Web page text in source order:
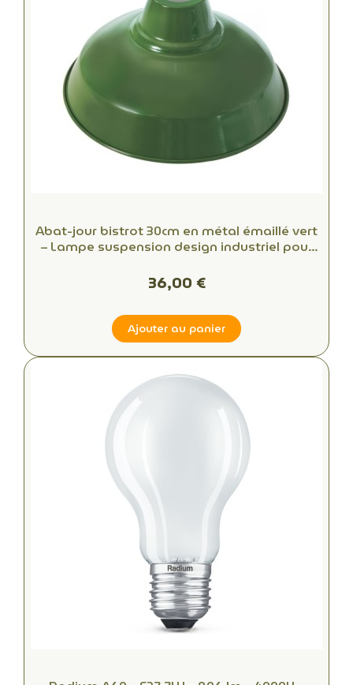
Abat-jour bistrot 30cm en métal émaillé vert
– Lampe suspension design industriel pour
36,00 €
Ajouter au panier